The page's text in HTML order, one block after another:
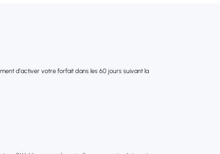
d'activer votre forfait dans les 60 jours suivant la